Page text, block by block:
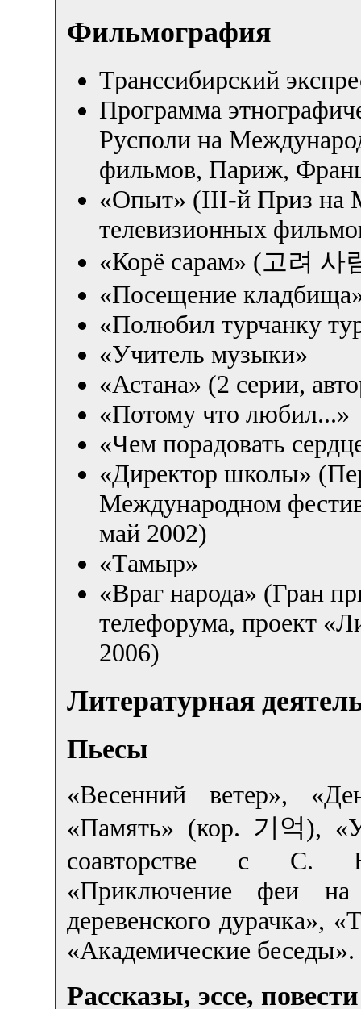
Фильмография
Транссибирский
Программа
Русполи на
фильмов, Париж,
«Опыт» (III-й Приз на
телевизионных
«Корё сарам» (고려 사
«Посещение
«Полюбил турчанку
«Учитель музыки»
«Астана» (2 серии,
«Потому что любил...»
«Чем порадовать
«Директор школы»
Международном
май 2002)
«Тамыр»
«Враг народа» (Гран
телефорума, проект
2006)
Литературная
Пьесы
«Весенний ветер»,
«Память» (кор. 기억),
соавторстве с С.
«Приключение феи на
деревенского дурачка»,
«Академические беседы».
Рассказы, эссе, повести